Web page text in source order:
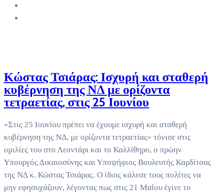
Κώστας Τσιάρας: Ισχυρή και σταθερή
κυβέρνηση της ΝΔ με ορίζοντα
τετραετίας, στις 25 Ιουνίου
«Στις 25 Ιουνίου πρέπει να έχουμε ισχυρή και σταθερή
κυβέρνηση της ΝΔ, με ορίζοντα τετραετίας» τόνισε στις
ομιλίες του στο Λεοντάρι και το Καλλίθηρο, ο πρώην
Υπουργός Δικαιοσύνης και Υποψήφιος Βουλευτής Καρδίτσας
της ΝΔ κ. Κώστας Τσιάρας. Ο ίδιος κάλεσε τους πολίτες να
μην εφησυχάζουν, λέγοντας πως στις 21 Μαΐου έγινε το